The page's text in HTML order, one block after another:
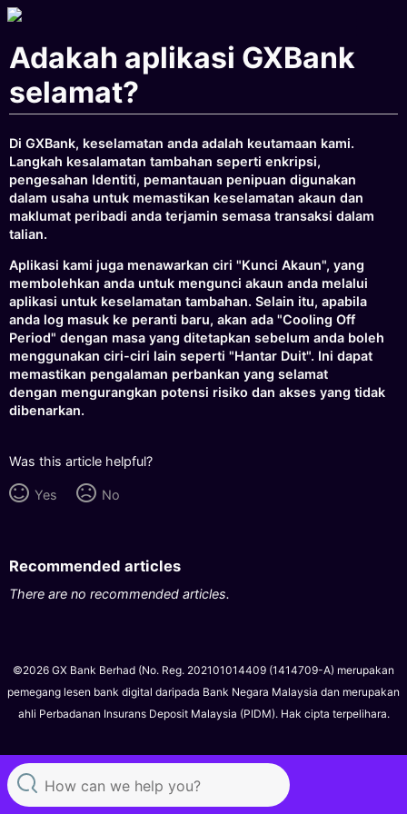
Adakah aplikasi GXBank
selamat?
Di GXBank, keselamatan anda adalah keutamaan kami.
Langkah kesalamatan tambahan seperti enkripsi,
pengesahan Identiti, pemantauan penipuan digunakan
dalam usaha untuk memastikan keselamatan akaun dan
maklumat peribadi anda terjamin semasa transaksi dalam
talian.
Aplikasi kami juga menawarkan ciri "Kunci Akaun", yang
membolehkan anda untuk mengunci akaun anda melalui
aplikasi untuk keselamatan tambahan. Selain itu, apabila
anda log masuk ke peranti baru, akan ada "Cooling Off
Period" dengan masa yang ditetapkan sebelum anda boleh
menggunakan ciri-ciri lain seperti "Hantar Duit". Ini dapat
memastikan pengalaman perbankan yang selamat
dengan mengurangkan potensi risiko dan akses yang tidak
dibenarkan.
Was this article helpful?
Yes No
Recommended articles
There are no recommended articles.
©2026 GX Bank Berhad (No. Reg. 202101014409 (1414709-A) merupakan
pemegang lesen bank digital daripada Bank Negara Malaysia dan merupakan
ahli Perbadanan Insurans Deposit Malaysia (PIDM). Hak cipta terpelihara.